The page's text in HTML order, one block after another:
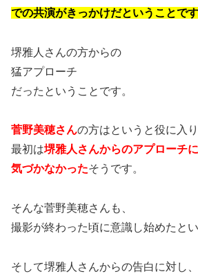
での共演がきっかけだということです
堺雅人さんの方からの
猛アプローチ
だったということです。
菅野美穂さんの方はというと役に入り
最初は堺雅人さんからのアプローチに
気づかなかったそうです。
そんな菅野美穂さんも、
撮影が終わった頃に意識し始めたとい
そして堺雅人さんからの告白に対し、